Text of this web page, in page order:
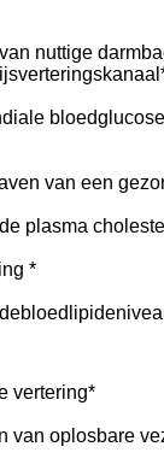
nuttige
van een
plasma
*
vertering*
van oplosbare